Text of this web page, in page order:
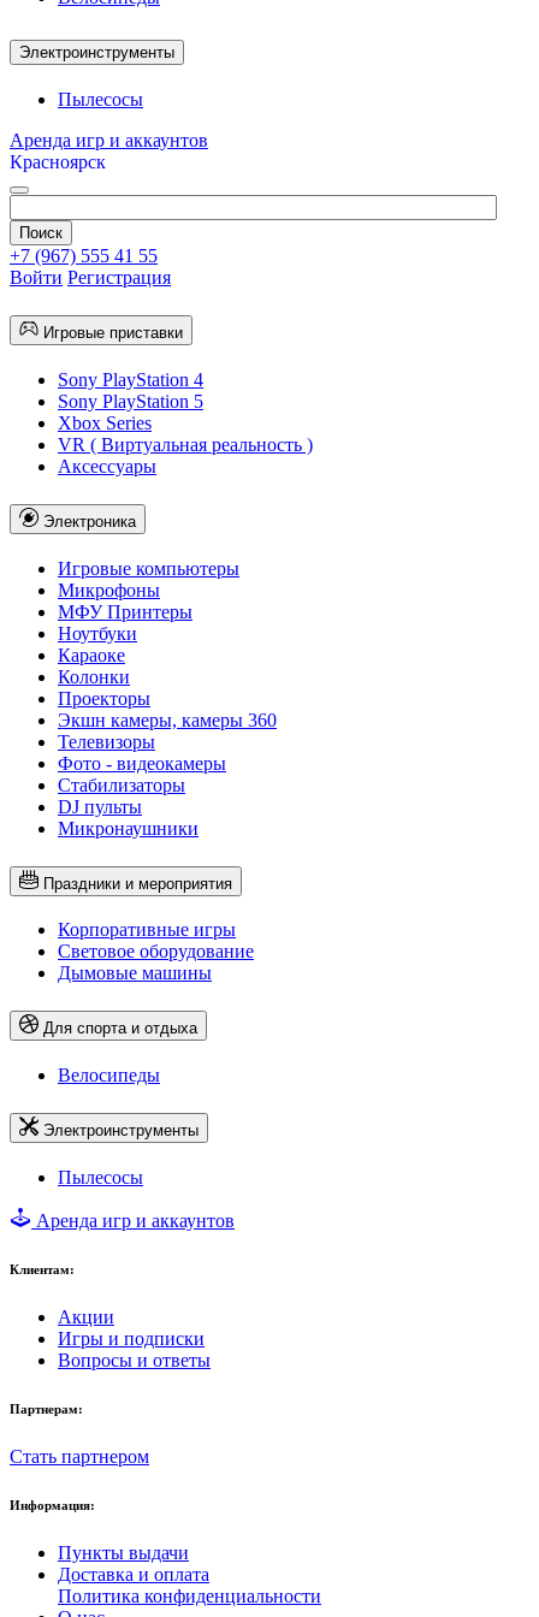
Электроинструменты
Пылесосы
Аренда игр и аккаунтов
Красноярск
+7 (967) 555 41 55
Войти Регистрация
Игровые приставки
Sony PlayStation 4
Sony PlayStation 5
Xbox Series
VR ( Виртуальная реальность )
Аксессуары
Электроника
Игровые компьютеры
Микрофоны
МФУ Принтеры
Ноутбуки
Караоке
Колонки
Проекторы
Экшн камеры, камеры 360
Телевизоры
Фото - видеокамеры
Стабилизаторы
DJ пульты
Микронаушники
Праздники и мероприятия
Корпоративные игры
Световое оборудование
Дымовые машины
Для спорта и отдыха
Велосипеды
Электроинструменты
Пылесосы
Аренда игр и аккаунтов
Клиентам:
Акции
Игры и подписки
Вопросы и ответы
Партнерам:
Стать партнером
Информация:
Пункты выдачи
Доставка и оплата
Политика конфиденциальности